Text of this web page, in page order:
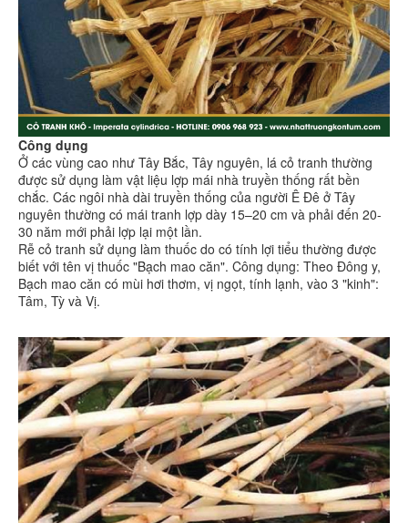
Công dụng
Ở các vùng cao như Tây Bắc, Tây nguyên, lá cỏ tranh thường
được sử dụng làm vật liệu lợp mái nhà truyền thống rất bền
chắc. Các ngôi nhà dài truyền thống của người Ê Đê ở Tây
nguyên thường có mái tranh lợp dày 15–20 cm và phải đến 20-
30 năm mới phải lợp lại một lần.
Rễ cỏ tranh sử dụng làm thuốc do có tính lợi tiểu thường được
biết với tên vị thuốc "Bạch mao căn". Công dụng: Theo Đông y,
Bạch mao căn có mùi hơi thơm, vị ngọt, tính lạnh, vào 3 "kinh":
Tâm, Tỳ và Vị.